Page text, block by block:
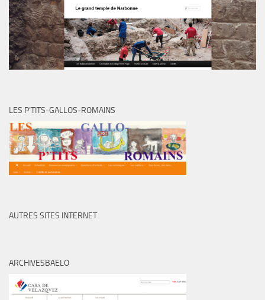
LES P’TITS-GALLOS-ROMAINS
AUTRES SITES INTERNET
ARCHIVESBAELO